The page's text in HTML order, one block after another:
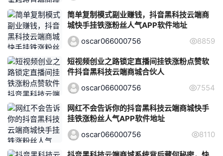
简单复制模式副业赚钱，抖音黑科技云端商
城快手挂铁涨粉丝人气APP软件地址
oscar066000756
8859
短视频创业之路锁定直播间挂铁涨粉点赞软
件抖音黑科技云端商城合伙人
oscar066000756
7554
网红不会告诉你的抖音黑科技云端商城快手
挂铁涨粉丝人气APP软件地址
oscar066000756
8110